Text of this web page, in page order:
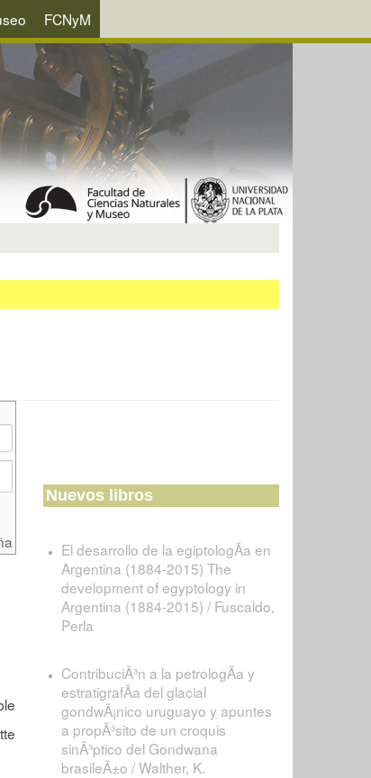
FCNyM
Nuevos libros
El desarrollo de la egiptologÃ­a en
Argentina (1884-2015) The
development of egyptology in
Argentina (1884-2015) / Fuscaldo,
Perla
ContribuciÃ³n a la petrologÃ­a y
estratigrafÃ­a del glacial
gondwÃ¡nico uruguayo y apuntes
a propÃ³sito de un croquis
sinÃ³ptico del Gondwana
brasileÃ±o / Walther, K.